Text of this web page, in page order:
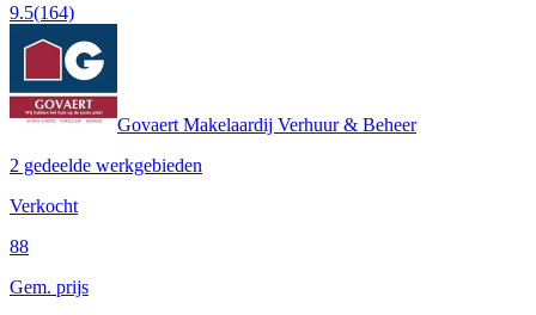
9.5(164)
Govaert Makelaardij Verhuur & Beheer
2 gedeelde werkgebieden
Verkocht
88
Gem. prijs